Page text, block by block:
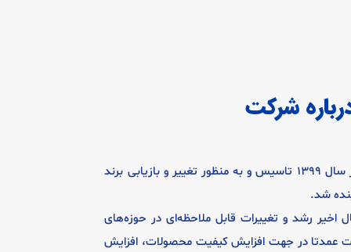
شرکت
شرکت صنایع بهداشتی پایدار در سال 1399 تاسیس و به منظور تغییر و بازیابی برند
شد.
اخیر رشد و تغییرات قابل ملاحظه‌ای در حوزه‌های
عمدتا در جهت افزایش کیفیت محصولات، افزایش